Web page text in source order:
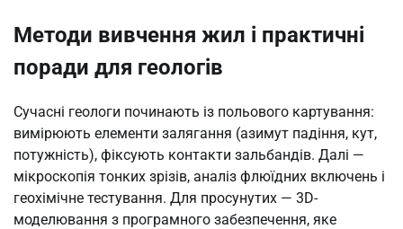
Методи вивчення жил і практичні
поради для геологів
Сучасні геологи починають із польового картування:
вимірюють елементи залягання (азимут падіння, кут,
потужність), фіксують контакти зальбандів. Далі —
мікроскопія тонких зрізів, аналіз флюїдних включень і
геохімічне тестування. Для просунутих — 3D-
моделювання з програмного забезпечення, яке